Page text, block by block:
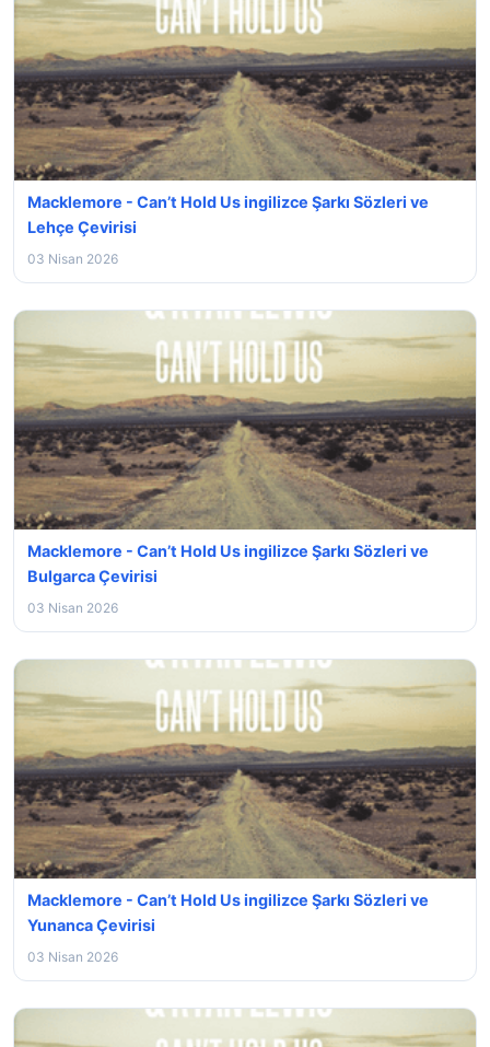
Macklemore - Can’t Hold Us ingilizce Şarkı Sözleri ve
Lehçe Çevirisi
03 Nisan 2026
Macklemore - Can’t Hold Us ingilizce Şarkı Sözleri ve
Bulgarca Çevirisi
03 Nisan 2026
Macklemore - Can’t Hold Us ingilizce Şarkı Sözleri ve
Yunanca Çevirisi
03 Nisan 2026